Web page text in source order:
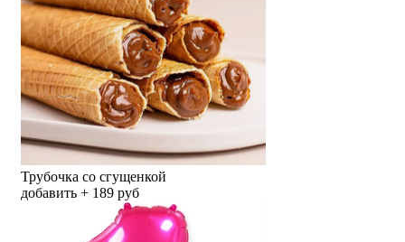
Трубочка со сгущенкой
добавить + 189 руб